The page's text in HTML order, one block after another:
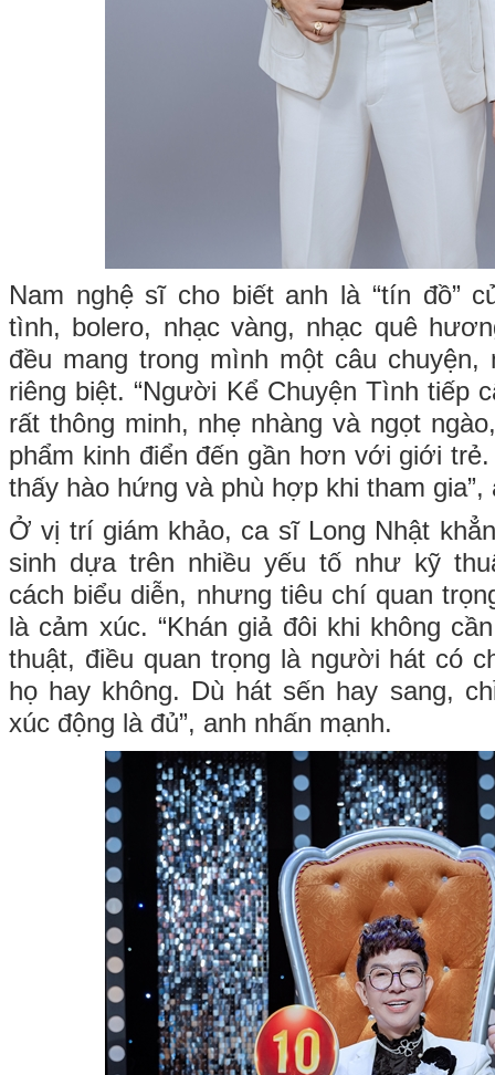
Nam nghệ sĩ cho biết anh là “tín đồ”
tình, bolero, nhạc vàng, nhạc quê
đều mang trong mình một câu
riêng biệt. “Người Kể Chuyện Tình tiếp
rất thông minh, nhẹ nhàng và ngọt
phẩm kinh điển đến gần hơn với giới
thấy hào hứng và phù hợp khi tham gia”,
Ở vị trí giám khảo, ca sĩ Long Nhật
sinh dựa trên nhiều yếu tố như kỹ
cách biểu diễn, nhưng tiêu chí quan
là cảm xúc. “Khán giả đôi khi không
thuật, điều quan trọng là người hát có
họ hay không. Dù hát sến hay sang,
xúc động là đủ”, anh nhấn mạnh.